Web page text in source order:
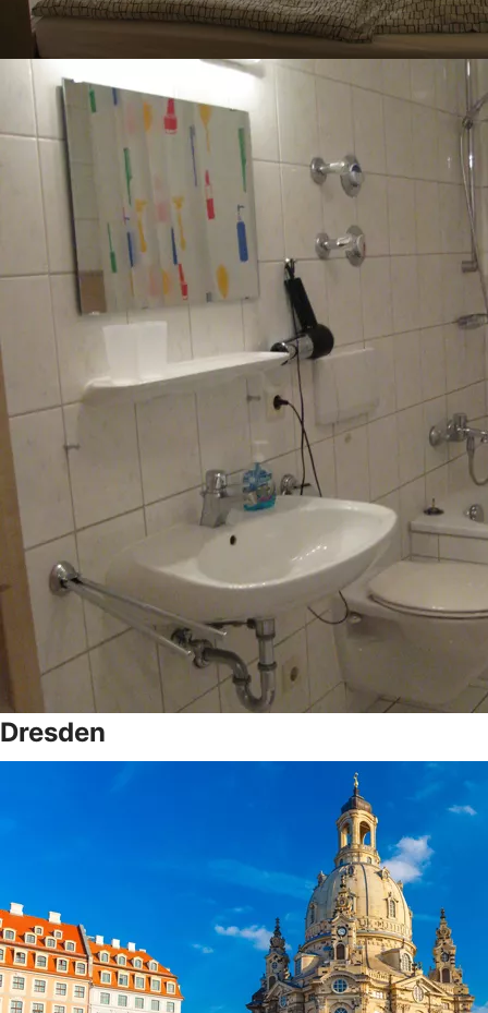
Dresden